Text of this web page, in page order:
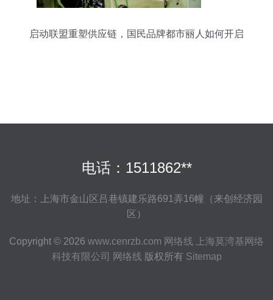
启动联盟重塑供应链，国民品牌都市丽人如何开启
电话：1511862**
地址：上海市金山区吕巷镇建乐路691弄16幢（来创经济园
区）
Copyright © 2026 www.cenrzb.com 网络线
上海莫湾基网络
科技有限公司
网络线 版权所有 Sitemap